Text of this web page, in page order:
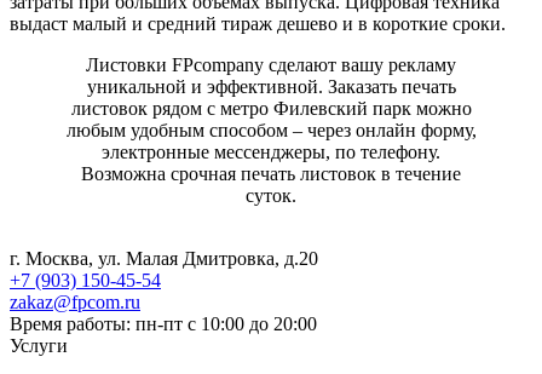
выдаст малый и средний тираж дешево и в короткие сроки.
Листовки FPcompany сделают вашу рекламу
уникальной и эффективной. Заказать печать
листовок рядом с метро Филевский парк можно
любым удобным способом – через онлайн форму,
электронные мессенджеры, по телефону.
Возможна срочная печать листовок в течение
суток.
г. Москва, ул. Малая Дмитровка, д.20
+7 (903) 150-45-54
zakaz@fpcom.ru
Время работы: пн-пт с 10:00 до 20:00
Услуги